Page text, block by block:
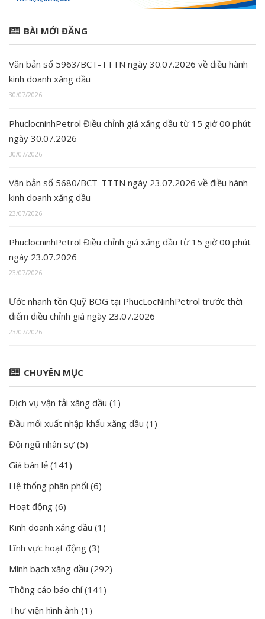
BÀI MỚI ĐĂNG
Văn bản số 5963/BCT-TTTN ngày 30.07.2026 về điều hành
kinh doanh xăng dầu
30/07/2026
PhuclocninhPetrol Điều chỉnh giá xăng dầu từ 15 giờ 00 phút
ngày 30.07.2026
30/07/2026
Văn bản số 5680/BCT-TTTN ngày 23.07.2026 về điều hành
kinh doanh xăng dầu
23/07/2026
PhuclocninhPetrol Điều chỉnh giá xăng dầu từ 15 giờ 00 phút
ngày 23.07.2026
23/07/2026
Ước nhanh tồn Quỹ BOG tại PhucLocNinhPetrol trước thời
điểm điều chỉnh giá ngày 23.07.2026
23/07/2026
CHUYÊN MỤC
Dịch vụ vận tải xăng dầu (1)
Đầu mối xuất nhập khẩu xăng dầu (1)
Đội ngũ nhân sự(5)
Giá bán lẻ (141)
Hệ thống phân phối (6)
Hoạt động (6)
Kinh doanh xăng dầu (1)
Lĩnh vực hoạt động (3)
Minh bạch xăng dầu (292)
Thông cáo báo chí(141)
Thư viện hình ảnh (1)